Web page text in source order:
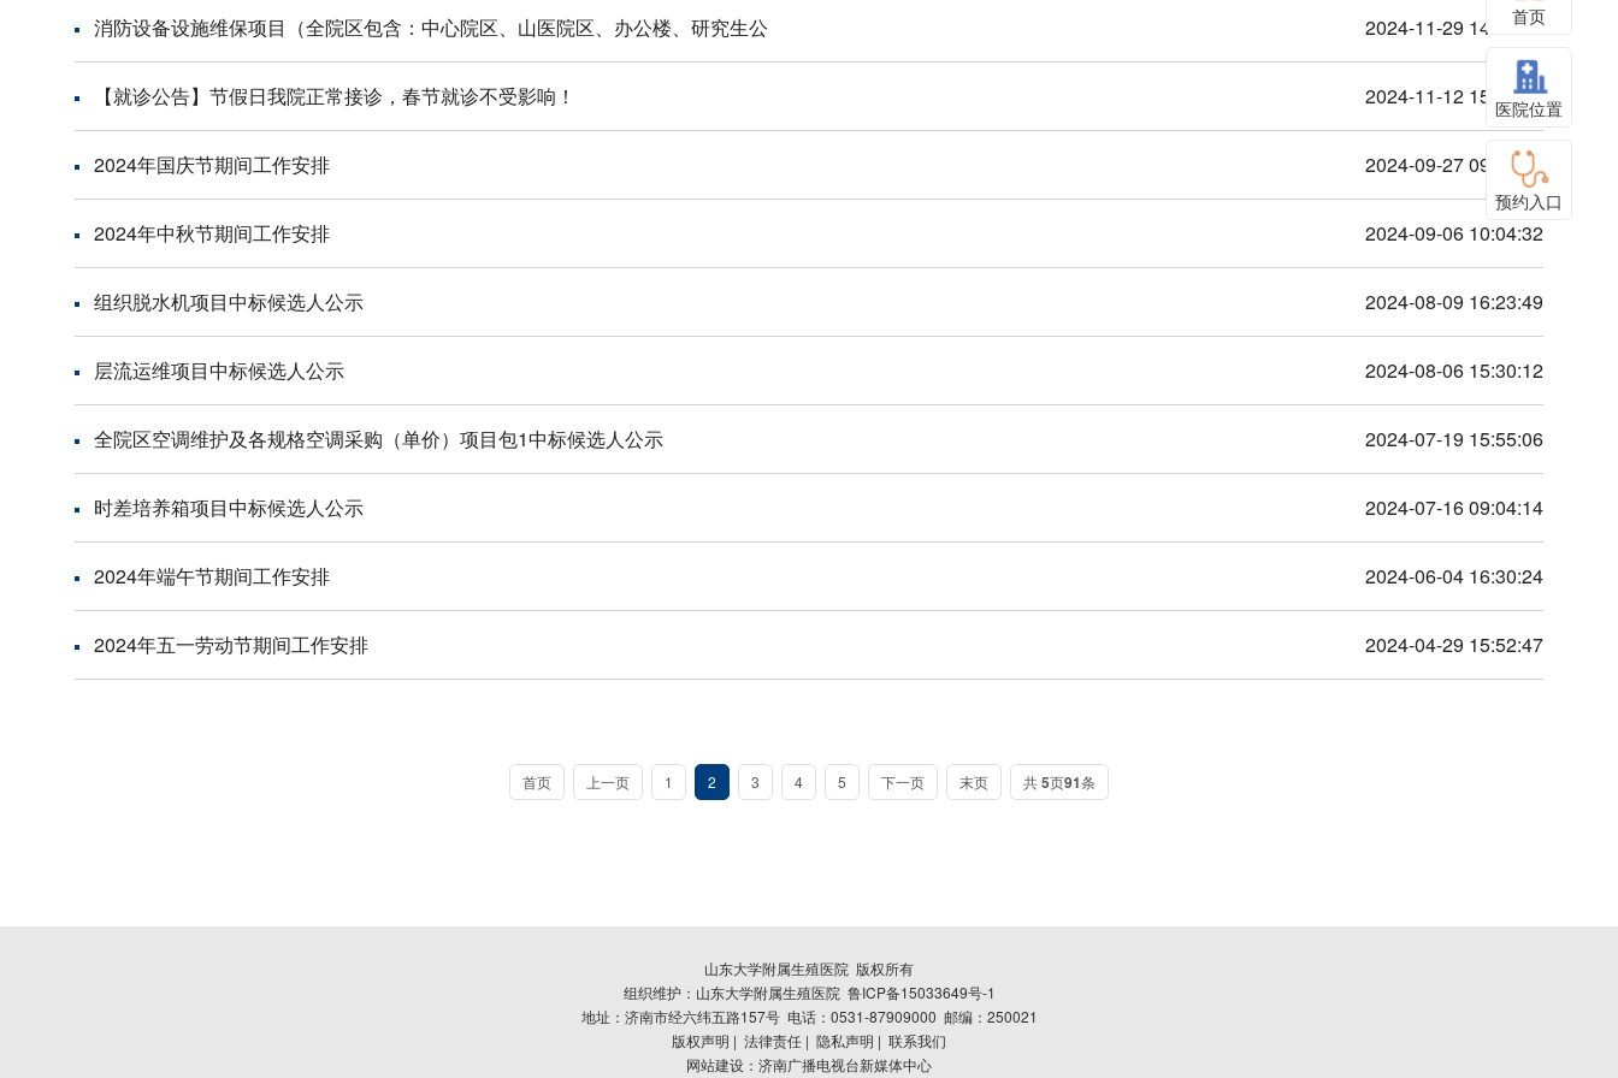
首页
医院位置
预约入口
消防设备设施维保项目（全院区包含：中心院区、山医院区、办公楼、研究生公 2024-11-29 14:56:00
【就诊公告】节假日我院正常接诊，春节就诊不受影响！ 2024-11-12 15:42:01
2024年国庆节期间工作安排 2024-09-27 09:37:42
2024年中秋节期间工作安排 2024-09-06 10:04:32
组织脱水机项目中标候选人公示 2024-08-09 16:23:49
层流运维项目中标候选人公示 2024-08-06 15:30:12
全院区空调维护及各规格空调采购（单价）项目包1中标候选人公示 2024-07-19 15:55:06
时差培养箱项目中标候选人公示 2024-07-16 09:04:14
2024年端午节期间工作安排 2024-06-04 16:30:24
2024年五一劳动节期间工作安排 2024-04-29 15:52:47
首页 上一页 1 2 3 4 5 下一页 末页 共5页91条
山东大学附属生殖医院 版权所有
组织维护：山东大学附属生殖医院 鲁ICP备15033649号-1
地址：济南市经六纬五路157号 电话：0531-87909000 邮编：250021
版权声明 | 法律责任 | 隐私声明 | 联系我们
网站建设：济南广播电视台新媒体中心